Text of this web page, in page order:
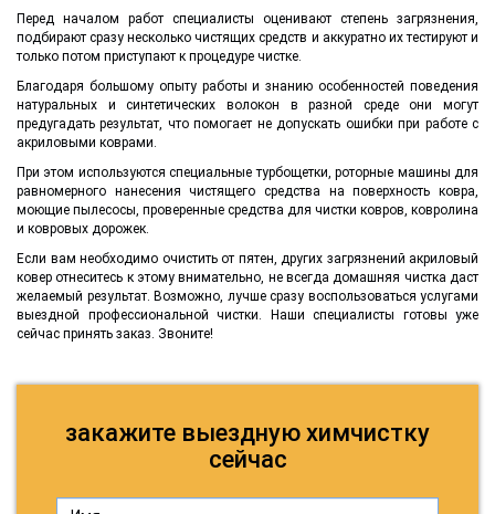
Перед началом работ специалисты оценивают степень загрязнения,
подбирают сразу несколько чистящих средств и аккуратно их тестируют и
только потом приступают к процедуре чистке.
Благодаря большому опыту работы и знанию особенностей поведения
натуральных и синтетических волокон в разной среде они могут
предугадать результат, что помогает не допускать ошибки при работе с
акриловыми коврами.
При этом используются специальные турбощетки, роторные машины для
равномерного нанесения чистящего средства на поверхность ковра,
моющие пылесосы, проверенные средства для чистки ковров, ковролина
и ковровых дорожек.
Если вам необходимо очистить от пятен, других загрязнений акриловый
ковер отнеситесь к этому внимательно, не всегда домашняя чистка даст
желаемый результат. Возможно, лучше сразу воспользоваться услугами
выездной профессиональной чистки. Наши специалисты готовы уже
сейчас принять заказ. Звоните!
закажите выездную химчистку
сейчас